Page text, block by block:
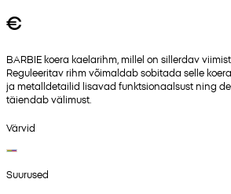
€
BARBIE koera kaelarihm, millel on sillerdav
Reguleeritav rihm võimaldab sobitada selle
ja metalldetailid lisavad funktsionaalsust ning
täiendab välimust.
Värvid
Suurused